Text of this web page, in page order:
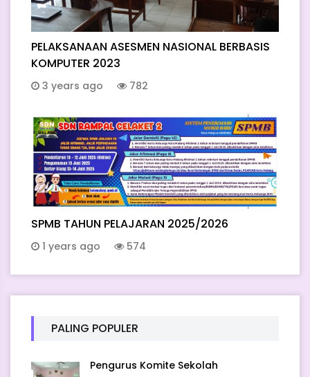
PELAKSANAAN ASESMEN NASIONAL BERBASIS
KOMPUTER 2023
3 years ago 782
SPMB TAHUN PELAJARAN 2025/2026
1 years ago 574
PALING POPULER
Pengurus Komite Sekolah